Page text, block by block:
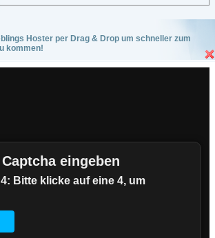
Hoster per Drag & Drop um schneller zum
kommen!